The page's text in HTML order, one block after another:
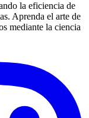
la eficiencia de
Aprenda el arte de
mediante la ciencia